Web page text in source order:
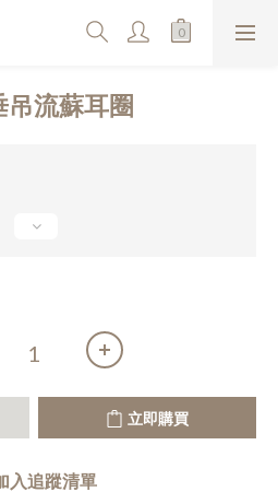
吊流蘇耳圈
立即購買
入追蹤清單